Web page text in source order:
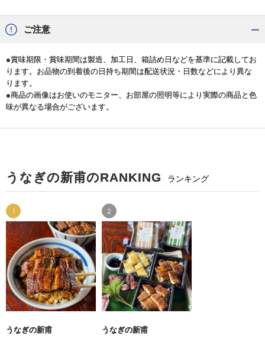
ご注意
●賞味期限・賞味期間は製造、加工日、箱詰め日などを基準に記載してお
ります。お品物の到着後の日持ち期間は配送状況・日数などにより異な
ります。
●商品の画像はお使いのモニター、お部屋の照明等により実際の商品と色
味が異なる場合がございます。
うなぎの新甫のRANKING ランキング
1
うなぎの新甫
2
うなぎの新甫